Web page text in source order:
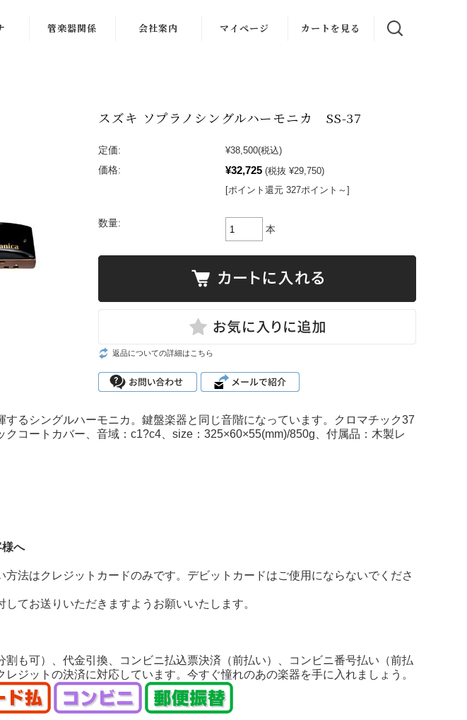
ナ
管楽器関係 会社案内
管楽器レンタル
マイページ カートを見る
スズキ ソプラノシングルハーモニカ SS-37
定価: ¥38,500(税込)
価格:
¥32,725 (税抜 ¥29,750)
[ポイント還元 327ポイント～]
数量:
本
返品についての詳細はこちら
るシングルハーモニカ。鍵盤楽器と同じ音階になっています。クロマチック37
コートカバー、音域：c1?c4、size：325×60×55(mm)/850g、付属品：木製レ
へ
法はクレジットカードのみです。デビットカードはご使用にならないでくださ
てお送りいただきますようお願いいたします。
も可）、代金引換、コンビニ払込票決済（前払い）、コンビニ番号払い（前払
ジットの決済に対応しています。今すぐ憧れのあの楽器を手に入れましょう。